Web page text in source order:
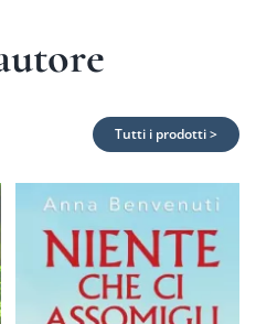
Tutti i prodotti >